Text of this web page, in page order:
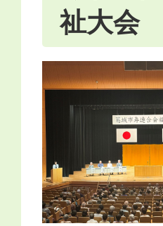
祉大会